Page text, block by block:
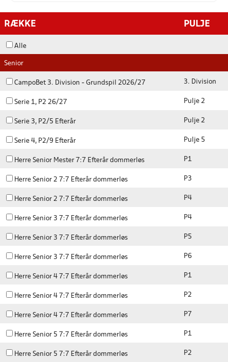
RÆKKE PULJE
Alle
Senior
CampoBet 3. Division - Grundspil 2026/27 3. Division
Serie 1, P2 26/27 Pulje 2
Serie 3, P2/5 Efterår Pulje 2
Serie 4, P2/9 Efterår Pulje 5
Herre Senior Mester 7:7 Efterår dommerløs P1
Herre Senior 2 7:7 Efterår dommerløs P3
Herre Senior 2 7:7 Efterår dommerløs P4
Herre Senior 3 7:7 Efterår dommerløs P4
Herre Senior 3 7:7 Efterår dommerløs P5
Herre Senior 3 7:7 Efterår dommerløs P6
Herre Senior 4 7:7 Efterår dommerløs P1
Herre Senior 4 7:7 Efterår dommerløs P2
Herre Senior 4 7:7 Efterår dommerløs P7
Herre Senior 5 7:7 Efterår dommerløs P1
Herre Senior 5 7:7 Efterår dommerløs P2